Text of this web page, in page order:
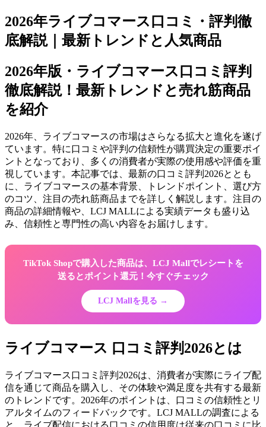
2026年ライブコマース口コミ・評判徹
底解説｜最新トレンドと人気商品
2026年版・ライブコマース口コミ評判
徹底解説！最新トレンドと売れ筋商品
を紹介
2026年、ライブコマースの市場はさらなる拡大と進化を遂げ
ています。特に口コミや評判の信頼性が購買決定の重要ポイ
ントとなっており、多くの消費者が実際の使用感や評価を重
視しています。本記事では、最新の口コミ評判2026ととも
に、ライブコマースの基本背景、トレンドポイント、選び方
のコツ、注目の売れ筋商品までを詳しく解説します。注目の
商品の詳細情報や、LCJ MALLによる実績データも盛り込
み、信頼性と専門性の高い内容をお届けします。
TikTok Shopで購入した商品は、LCJ Mallでレシートを
送るとポイント還元！今すぐチェック
LCJ Mallを見る →
ライブコマース 口コミ評判2026とは
ライブコマース口コミ評判2026は、消費者が実際にライブ配
信を通じて商品を購入し、その体験や満足度を共有する最新
のトレンドです。2026年のポイントは、口コミの信頼性とリ
アルタイムのフィードバックです。LCJ MALLの調査による
と、ライブ配信における口コミの信用度は従来の口コミに比